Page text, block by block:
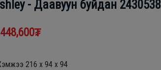
- Даавуун буйдан 2430538
216 x 94 x 94